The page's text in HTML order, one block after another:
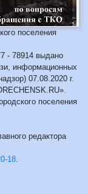
поселения
- 78914 выдано
информационных
07.08.2020 г.
поселения
редактора
18.